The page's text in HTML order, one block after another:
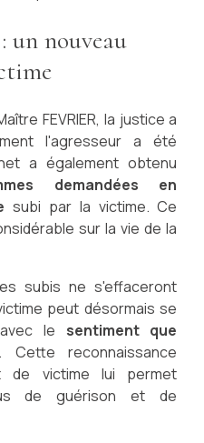
un nouveau
FEVRIER, la justice a
l'agresseur a été
a également obtenu
demandées en
subi par la victime. Ce
sur la vie de la
subis ne s'effaceront
peut désormais se
le sentiment que
. Cette reconnaissance
de victime lui permet
de guérison et de